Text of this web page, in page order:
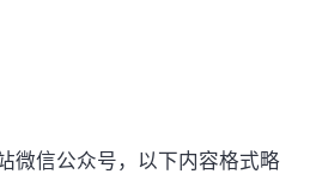
微信公众号，以下内容格式略